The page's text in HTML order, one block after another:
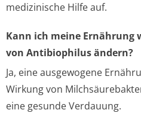
medizinische Hilfe auf.
Kann ich meine Ernährung
von Antibiophilus ändern?
Ja, eine ausgewogene
Wirkung von
eine gesunde Verdauung.